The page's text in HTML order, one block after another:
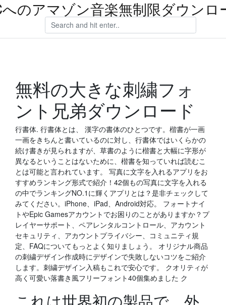
のアマゾン音楽無制限ダウンロ
無料の大きな刺繍フォ
ント兄弟ダウンロード
行書体. 行書体とは、 漢字の書体のひとつです。楷書が一画
一画をきちんと書いているのに対し、行書体ではいくらかの
続け書きが見られますが、草書のように楷書と大幅に字形が
異なるということはないために、楷書を知っていれば読むこ
とは可能と言われています。 写真に文字を入れるアプリをお
すすめランキング形式で紹介！42個もの写真に文字を入れる
の中でランキングNO.1に輝くアプリとは？是非チェックして
みてください。iPhone、iPad、Android対応。 フォートナイ
トやEpic Gamesアカウントでお困りのことがありますか？プ
レイヤーサポート、ペアレンタルコントロール、アカウント
セキュリティ、アカウントプライバシー、コミュニティ規
定、FAQについてもっとよく知りましょう。 オリジナル商品
の刺繍デザイン作成時にデザインで失敗しないコツをご紹介
します。刺繍デザイン入稿もこれで安心です。 クオリティが
高く可愛い落書き風フリーフォント40個集めました ク